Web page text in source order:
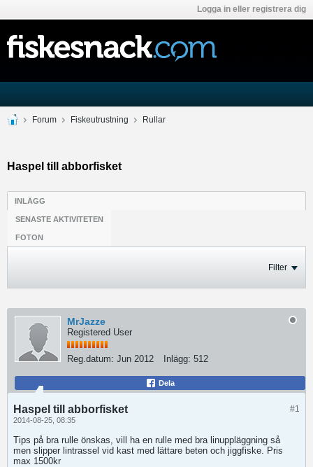
Logga in eller registrera dig
Forum Fiskeutrustning Rullar
Haspel till abborfisket
INLÄGG
SENASTE AKTIVITETEN
FOTON
Filter
MrJazze
Registered User
Reg.datum: Jun 2012 Inlägg: 512
Dela
#1
Haspel till abborfisket
2014-08-25, 08:35
Tips på bra rulle önskas, vill ha en rulle med bra linuppläggning så
men slipper lintrassel vid kast med lättare beten och jiggfiske. Pris
max 1500kr